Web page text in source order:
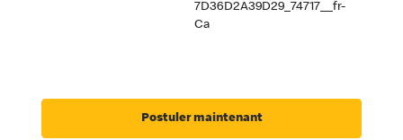
7D36D2A39D29_74717__fr-
Ca
Postuler maintenant